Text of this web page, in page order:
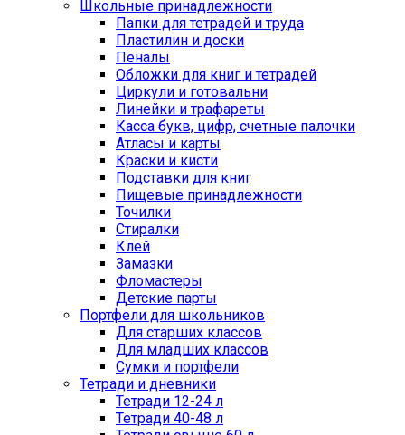
Школьные принадлежности
Папки для тетрадей и труда
Пластилин и доски
Пеналы
Обложки для книг и тетрадей
Циркули и готовальни
Линейки и трафареты
Касса букв, цифр, счетные палочки
Атласы и карты
Краски и кисти
Подставки для книг
Пищевые принадлежности
Точилки
Стиралки
Клей
Замазки
Фломастеры
Детские парты
Портфели для школьников
Для старших классов
Для младших классов
Сумки и портфели
Тетради и дневники
Тетради 12-24 л
Тетради 40-48 л